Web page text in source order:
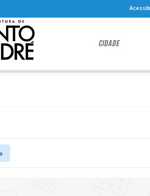
CIDADE